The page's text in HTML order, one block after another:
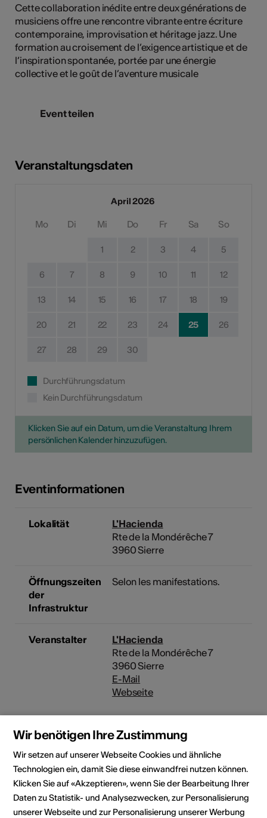
Cette collaboration inédite entre deux générations de
musiciens offre une rencontre vibrante entre écriture
contemporaine, improvisation et héritage jazz. Une
formation au croisement de l’exigence artistique et de
l’inspiration spontanée, portée par une énergie
collective et le goût de l’aventure musicale
Event teilen
Veranstaltungsdaten
April 2026
Mo Di Mi Do Fr Sa So
1 2 3 4 5
6 7 8 9 10 11 12
13 14 15 16 17 18 19
20 21 22 23 24 25 26
27 28 29 30
Durchführungsdatum
Kein Durchführungsdatum
Klicken Sie auf ein Datum, um die Veranstaltung Ihrem
persönlichen Kalender hinzuzufügen.
Eventinformationen
Lokalität
L'Hacienda
Rte de la Mondérêche 7
3960 Sierre
Öffnungszeiten
der
Infrastruktur
Selon les manifestations.
Veranstalter
L'Hacienda
Rte de la Mondérêche 7
3960 Sierre
E-Mail
Webseite
Rubrik
Art der Veranstaltung
Konzert
Altersfreigabe
Für alle
Wir benötigen Ihre Zustimmung
Wir setzen auf unserer Webseite Cookies und ähnliche
Technologien ein, damit Sie diese einwandfrei nutzen können.
Klicken Sie auf «Akzeptieren», wenn Sie der Bearbeitung Ihrer
Daten zu Statistik- und Analysezwecken, zur Personalisierung
unserer Webseite und zur Personalisierung unserer Werbung